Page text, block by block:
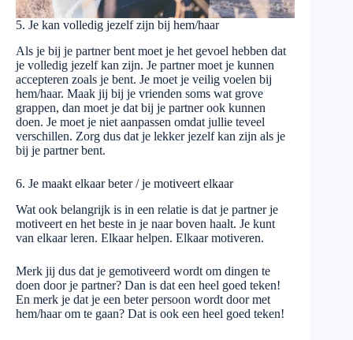
5. Je kan volledig jezelf zijn bij hem/haar
Als je bij je partner bent moet je het gevoel hebben dat
je volledig jezelf kan zijn. Je partner moet je kunnen
accepteren zoals je bent. Je moet je veilig voelen bij
hem/haar. Maak jij bij je vrienden soms wat grove
grappen, dan moet je dat bij je partner ook kunnen
doen. Je moet je niet aanpassen omdat jullie teveel
verschillen. Zorg dus dat je lekker jezelf kan zijn als je
bij je partner bent.
6. Je maakt elkaar beter / je motiveert elkaar
Wat ook belangrijk is in een relatie is dat je partner je
motiveert en het beste in je naar boven haalt. Je kunt
van elkaar leren. Elkaar helpen. Elkaar motiveren.
Merk jij dus dat je gemotiveerd wordt om dingen te
doen door je partner? Dan is dat een heel goed teken!
En merk je dat je een beter persoon wordt door met
hem/haar om te gaan? Dat is ook een heel goed teken!